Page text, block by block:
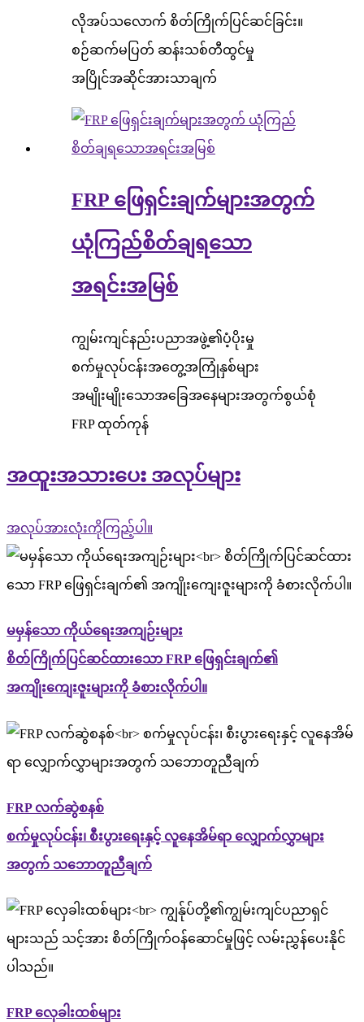
လိုအပ်သလောက် စိတ်ကြိုက်ပြင်ဆင်ခြင်း။
စဉ်ဆက်မပြတ် ဆန်းသစ်တီထွင်မှု
အပြိုင်အဆိုင်အားသာချက်
FRP ဖြေရှင်းချက်များအတွက်
ယုံကြည်စိတ်ချရသော
အရင်းအမြစ်
ကျွမ်းကျင်နည်းပညာအဖွဲ့၏ပံ့ပိုးမှု
စက်မှုလုပ်ငန်းအတွေ့အကြုံနှစ်များ
အမျိုးမျိုးသောအခြေအနေများအတွက်စွယ်စုံ
FRP ထုတ်ကုန်
အထူးအသားပေး အလုပ်များ
အလုပ်အားလုံးကိုကြည့်ပါ။
မမှန်သော ကိုယ်ရေးအကျဉ်းများ
စိတ်ကြိုက်ပြင်ဆင်ထားသော FRP ဖြေရှင်းချက်၏
အကျိုးကျေးဇူးများကို ခံစားလိုက်ပါ။
FRP လက်ဆွဲစနစ်
စက်မှုလုပ်ငန်း၊ စီးပွားရေးနှင့် လူနေအိမ်ရာ လျှောက်လွှာများ
အတွက် သဘောတူညီချက်
FRP လှေခါးထစ်များ